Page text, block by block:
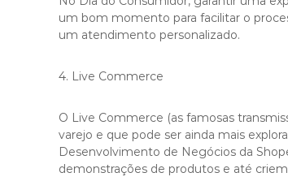
um bom momento para facilitar o
um atendimento personalizado.
4. Live Commerce
O Live Commerce (as famosas
varejo e que pode ser ainda mais
Desenvolvimento de Negócios da
demonstrações de produtos e até